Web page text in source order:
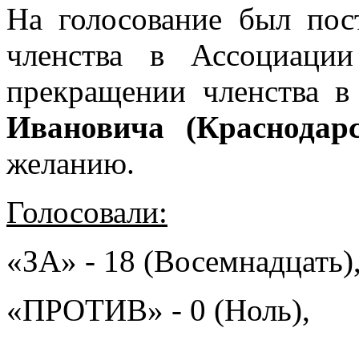
На голосование был
членства в Ассоциации
прекращении
Ивановича
желанию.
Голосовали:
«ЗА» - 18
«ПРОТИВ» - 0 (Ноль),